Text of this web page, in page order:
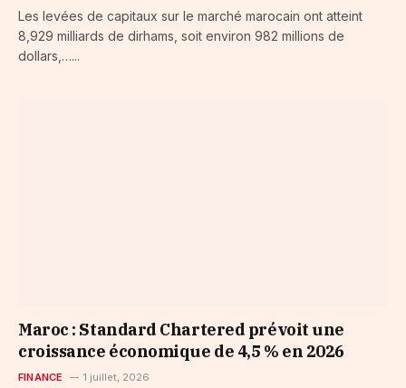
Les levées de capitaux sur le marché marocain ont atteint
8,929 milliards de dirhams, soit environ 982 millions de
dollars,…...
Maroc : Standard Chartered prévoit une
croissance économique de 4,5 % en 2026
FINANCE 1 juillet, 2026